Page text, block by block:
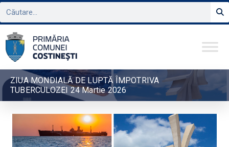
ZIUA MONDIALĂ DE LUPTĂ ÎMPOTRIVA
TUBERCULOZEI 24 Martie 2026